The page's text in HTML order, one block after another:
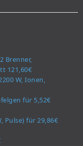
Brenner,
121,60€
W, Ionen,
für 5,52€
Pulse) für 29,86€